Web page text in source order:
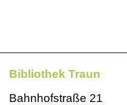
Bibliothek Traun
Bahnhofstraße 21